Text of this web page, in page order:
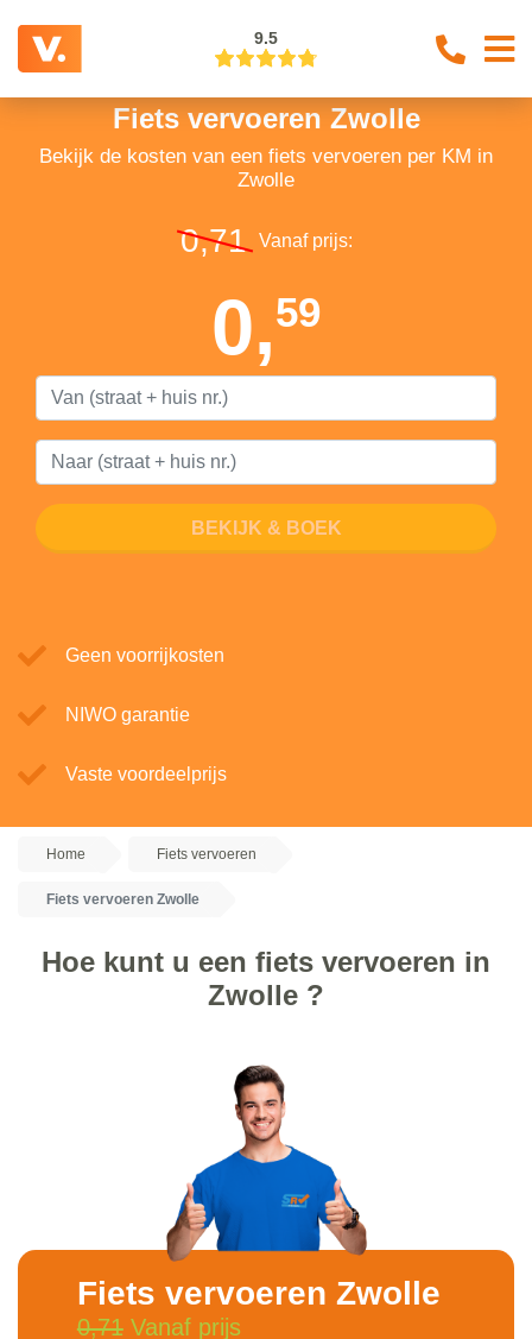
9.5
Fiets vervoeren Zwolle
Bekijk de kosten van een fiets vervoeren per KM in
Zwolle
0,71 Vanaf prijs:
0,59
BEKIJK & BOEK
Geen voorrijkosten
NIWO garantie
Vaste voordeelprijs
Home Fiets vervoeren
Fiets vervoeren Zwolle
Hoe kunt u een fiets vervoeren in
Zwolle ?
Fiets vervoeren Zwolle
0,71Vanaf prijs